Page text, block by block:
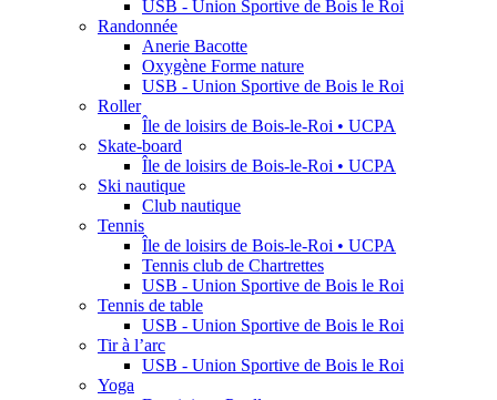
USB - Union Sportive de Bois le Roi
Randonnée
Anerie Bacotte
Oxygène Forme nature
USB - Union Sportive de Bois le Roi
Roller
Île de loisirs de Bois-le-Roi • UCPA
Skate-board
Île de loisirs de Bois-le-Roi • UCPA
Ski nautique
Club nautique
Tennis
Île de loisirs de Bois-le-Roi • UCPA
Tennis club de Chartrettes
USB - Union Sportive de Bois le Roi
Tennis de table
USB - Union Sportive de Bois le Roi
Tir à l’arc
USB - Union Sportive de Bois le Roi
Yoga